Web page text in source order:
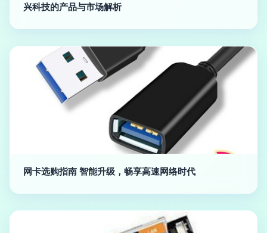
兴科技的产品与市场解析
网卡选购指南 智能升级，畅享高速网络时代